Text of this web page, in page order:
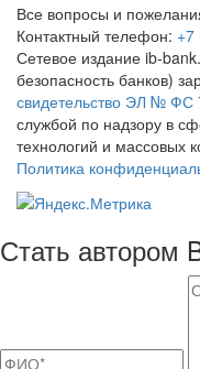
Все вопросы и
Контактный телефон: +7
Сетевое издание ib-
безопасность банков)
свидетельство ЭЛ № ФС
службой по надзору в
технологий и массовых
Политика
Стать автором